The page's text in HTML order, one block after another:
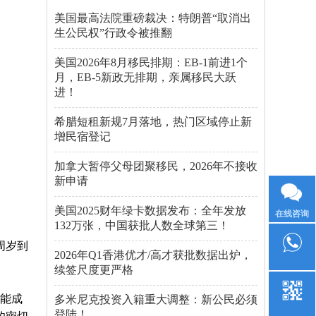
岁到
成
美国最高法院重磅裁决：特朗普“取消出
生公民权”行政令被推翻
美国2026年8月移民排期：EB-1前进1个
月，EB-5新政无排期，亲属移民大跃
进！
希腊短租新规7月落地，热门区域停止新
增民宿登记
加拿大暂停父母团聚移民，2026年不接收
新申请
美国2025财年绿卡数据发布：全年发放
132万张，中国获批人数全球第三！
2026年Q1香港优才/高才获批数据出炉，
续签尺度更严格
多米尼克投资入籍重大调整：新公民必须
在线咨询